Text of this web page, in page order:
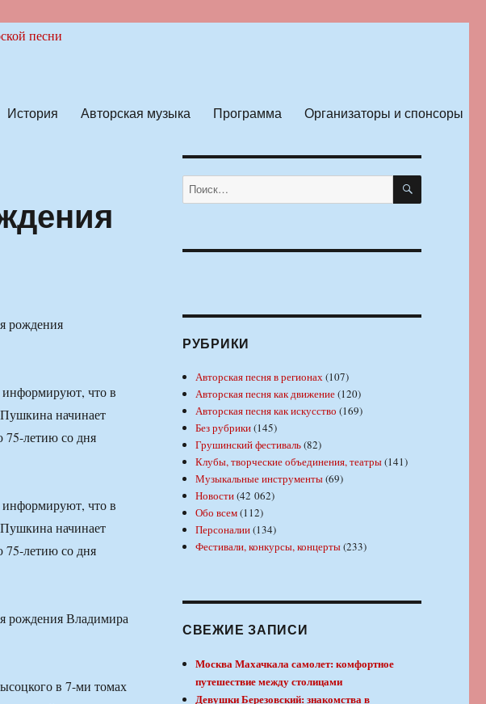
История Авторская музыка Программа Организаторы и спонсоры
информируют, что в
начинает
летию со дня
информируют, что в
начинает
летию со дня
в 7-ми томах
Искать: ПОИСК
РУБРИКИ
Авторская песня в регионах(107)
Авторская песня как движение(120)
Авторская песня как искусство (169)
Без рубрики(145)
Грушинский фестиваль(82)
Клубы, творческие объединения, театры(141)
Музыкальные инструменты(69)
Новости(42 062)
Обо всем(112)
Персоналии(134)
Фестивали, конкурсы, концерты(233)
СВЕЖИЕ ЗАПИСИ
Москва Махачкала самолет: комфортное
путешествие между столицами
Девушки Березовский: знакомства в